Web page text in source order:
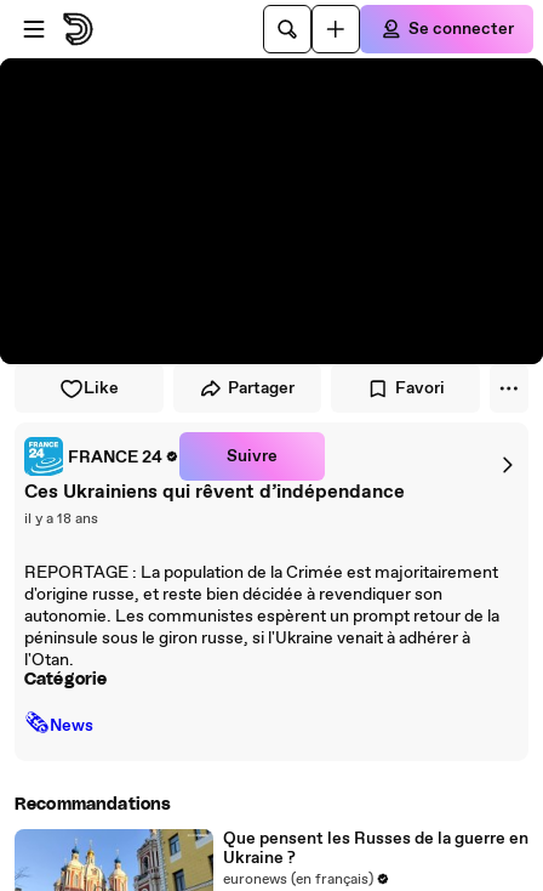
Passer au player
Passer au contenu principal
Se connecter
Like Partager Favori
FRANCE 24 Suivre
Ces Ukrainiens qui rêvent d’indépendance
il y a 18 ans
REPORTAGE : La population de la Crimée est majoritairement
d'origine russe, et reste bien décidée à revendiquer son
autonomie. Les communistes espèrent un prompt retour de la
péninsule sous le giron russe, si l'Ukraine venait à adhérer à
l'Otan.
Catégorie
🗞News
Recommandations
Que pensent les Russes de la guerre en
Ukraine ?
euronews (en français)